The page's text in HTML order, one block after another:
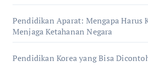
Pendidikan Aparat: Mengapa Harus
Menjaga Ketahanan Negara
Pendidikan Korea yang Bisa